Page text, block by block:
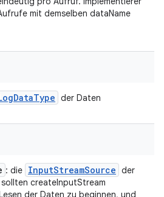
mit demselben dataName
DataType der Daten
: die InputStreamSource der
createInputStream
der Daten zu beginnen, und